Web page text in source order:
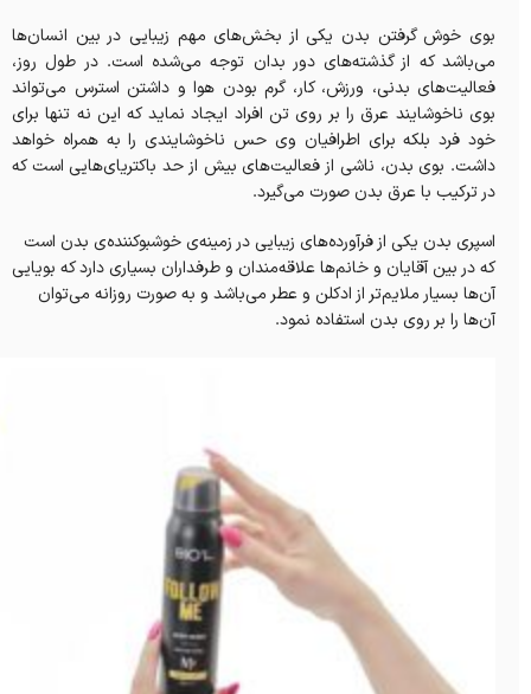
بوی خوش گرفتن بدن یکی از بخش‌های مهم زیبایی در بین انسان‌ها
می‌باشد که از گذشته‌های دور بدان توجه می‌شده است. در طول روز،
فعالیت‌های بدنی، ورزش، کار، گرم بودن هوا و داشتن استرس می‌تواند
بوی ناخوشایند عرق را بر روی تن افراد ایجاد نماید که این نه تنها برای
خود فرد بلکه برای اطرافیان وی حس ناخوشایندی را به همراه خواهد
داشت. بوی بدن، ناشی از فعالیت‌های بیش از حد باکتریای‌هایی است که
در ترکیب با عرق بدن صورت می‌گیرد.
اسپری بدن یکی از فرآورده‌های زیبایی در زمینه‌ی خوشبوکننده‌ی بدن است
که در بین آقایان و خانم‌ها علاقه‌مندان و طرفداران بسیاری دارد که بویایی
آن‌ها بسیار ملایم‌تر از ادکلن و عطر می‌باشد و به صورت روزانه می‌توان
آن‌ها را بر روی بدن استفاده نمود.